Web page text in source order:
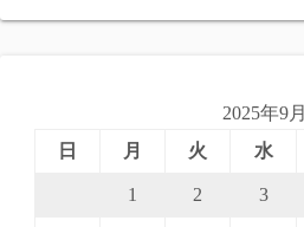
2025年9月
日
月 火 水
1 2 3